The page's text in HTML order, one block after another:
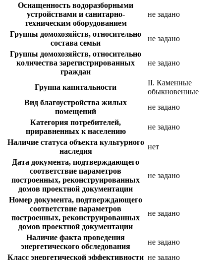
Оснащенность водоразборными
устройствами и санитарно-
техническим оборудованием
не задано
Группы домохозяйств, относительно
состава семьи
не задано
Группы домохозяйств, относительно
количества зарегистрированных
граждан
не задано
Группа капитальности
II. Каменные
обыкновенные
Вид благоустройства жилых
помещений
не задано
Категория потребителей,
приравненных к населению
не задано
Наличие статуса объекта культурного
наследия
нет
Дата документа, подтверждающего
соответствие параметров
построенных, реконструированных
домов проектной документации
не задано
Номер документа, подтверждающего
соответствие параметров
построенных, реконструированных
домов проектной документации
не задано
Наличие факта проведения
энергетического обследования
не задано
Класс энергетической эффективности не задано